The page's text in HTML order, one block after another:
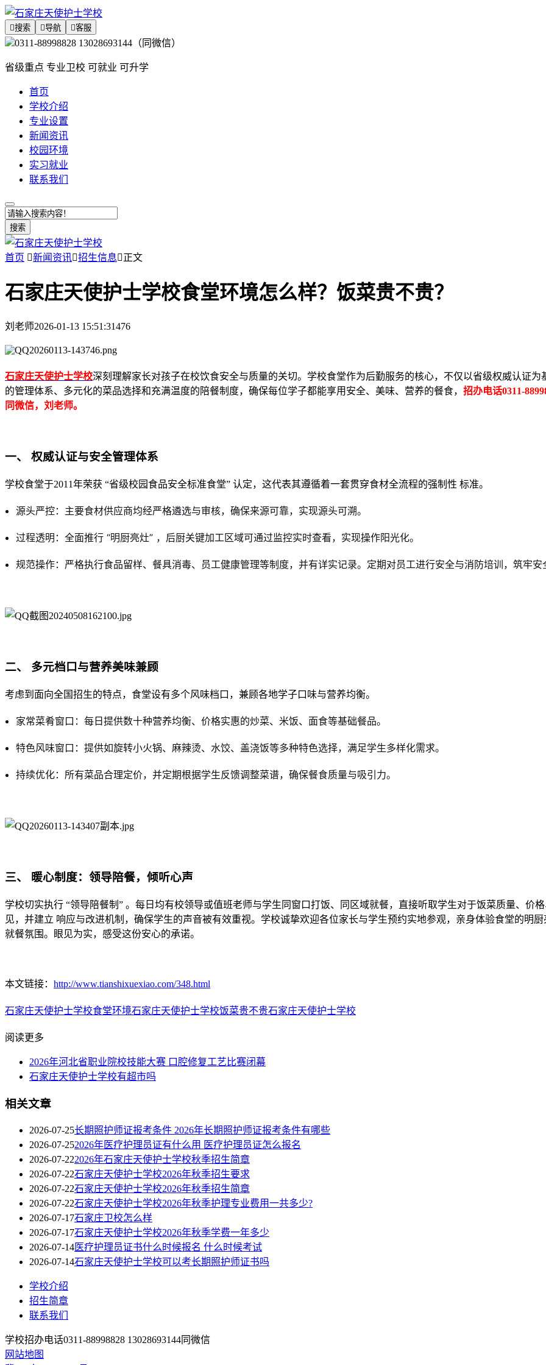
搜索 导航 客服
0311-88998828 13028693144（同微信）
省级重点 专业卫校 可就业 可升学
首页
学校介绍
专业设置
新闻资讯
校园环境
实习就业
联系我们
搜索
首页 新闻资讯招生信息正文
石家庄天使护士学校食堂环境怎么样？饭菜贵不贵？
刘老师2026-01-13 15:51:31476
石家庄天使护士学校深刻理解家长对孩子在校饮食安全与质量的关切。学校食堂作为后勤服务的核心，不仅以省级权威认证为
的管理体系、多元化的菜品选择和充满温度的陪餐制度，确保每位学子都能享用安全、美味、营养的餐食， 招办电话0311-
同微信，刘老师。
一、 权威认证与安全管理体系
学校食堂于2011年荣获 “省级校园食品安全标准食堂” 认定，这代表其遵循着一套贯穿食材全流程的强制性 标准。
源头严控：主要食材供应商均经严格遴选与审核，确保来源可靠，实现源头可溯。
过程透明：全面推行 “明厨亮灶” ，后厨关键加工区域可通过监控实时查看，实现操作阳光化。
规范操作：严格执行食品留样、餐具消毒、员工健康管理等制度，并有详实记录。定期对员工进行安全与消防培训，筑牢安
二、 多元档口与营养美味兼顾
考虑到面向全国招生的特点，食堂设有多个风味档口，兼顾各地学子口味与营养均衡。
家常菜肴窗口：每日提供数十种营养均衡、价格实惠的炒菜、米饭、面食等基础餐品。
特色风味窗口：提供如旋转小火锅、麻辣烫、水饺、盖浇饭等多种特色选择，满足学生多样化需求。
持续优化：所有菜品合理定价，并定期根据学生反馈调整菜谱，确保餐食质量与吸引力。
三、 暖心制度：领导陪餐，倾听心声
学校切实执行 “领导陪餐制” 。每日均有校领导或值班老师与学生同窗口打饭、同区域就餐，直接听取学生对于饭菜质量、价
见，并建立 响应与改进机制，确保学生的声音被有效重视。学校诚挚欢迎各位家长与学生预约实地参观，亲身体验食堂的明
就餐氛围。眼见为实，感受这份安心的承诺。
本文链接： http://www.tianshixuexiao.com/348.html
石家庄天使护士学校食堂环境石家庄天使护士学校饭菜贵不贵石家庄天使护士学校
阅读更多
2026年河北省职业院校技能大赛 口腔修复工艺比赛闭幕
石家庄天使护士学校有超市吗
相关文章
2026-07-25长期照护师证报考条件 2026年长期照护师证报考条件有哪些
2026-07-252026年医疗护理员证有什么用 医疗护理员证怎么报名
2026-07-222026年石家庄天使护士学校秋季招生简章
2026-07-22石家庄天使护士学校2026年秋季招生要求
2026-07-22石家庄天使护士学校2026年秋季招生简章
2026-07-22石家庄天使护士学校2026年秋季护理专业费用一共多少?
2026-07-17石家庄卫校怎么样
2026-07-17石家庄天使护士学校2026年秋季学费一年多少
2026-07-14医疗护理员证书什么时候报名 什么时候考试
2026-07-14石家庄天使护士学校可以考长期照护师证书吗
学校介绍
招生简章
联系我们
学校招办电话0311-88998828 13028693144同微信
网站地图